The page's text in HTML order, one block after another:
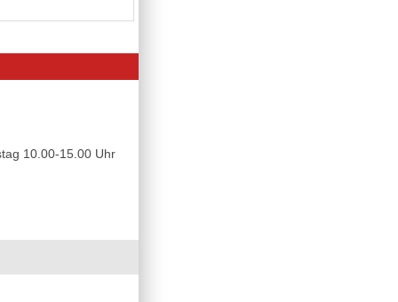
10.00-15.00 Uhr